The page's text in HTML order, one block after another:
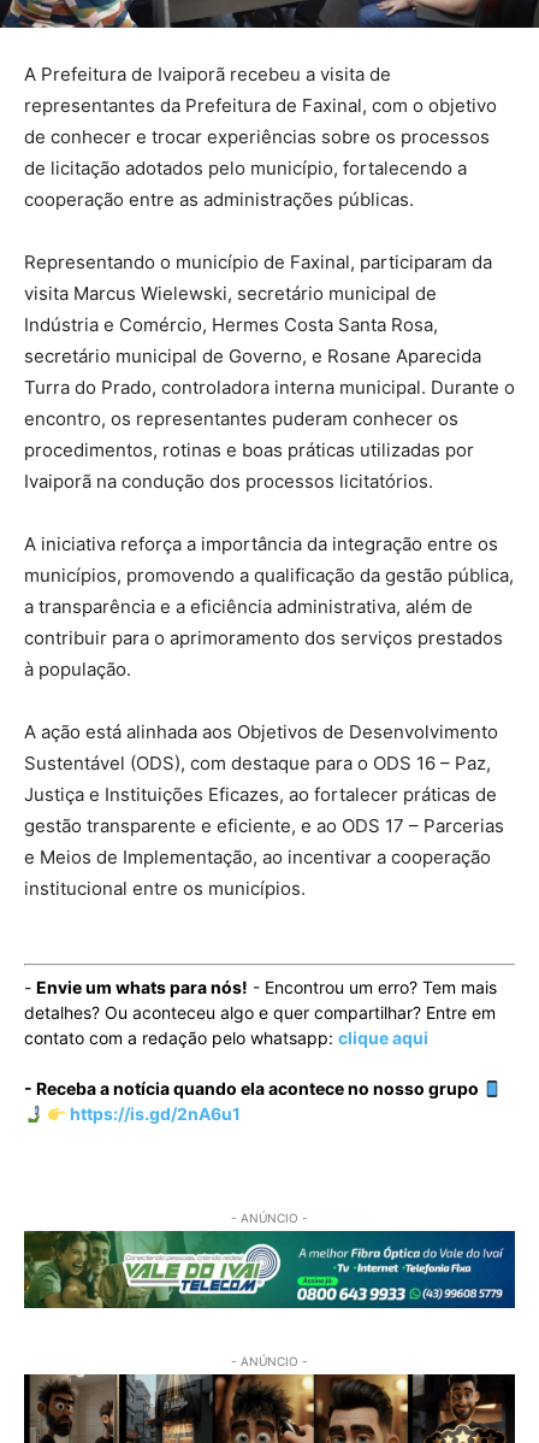
A Prefeitura de Ivaiporã recebeu a visita de
representantes da Prefeitura de Faxinal, com o objetivo
de conhecer e trocar experiências sobre os processos
de licitação adotados pelo município, fortalecendo a
cooperação entre as administrações públicas.
Representando o município de Faxinal, participaram da
visita Marcus Wielewski, secretário municipal de
Indústria e Comércio, Hermes Costa Santa Rosa,
secretário municipal de Governo, e Rosane Aparecida
Turra do Prado, controladora interna municipal. Durante o
encontro, os representantes puderam conhecer os
procedimentos, rotinas e boas práticas utilizadas por
Ivaiporã na condução dos processos licitatórios.
A iniciativa reforça a importância da integração entre os
municípios, promovendo a qualificação da gestão pública,
a transparência e a eficiência administrativa, além de
contribuir para o aprimoramento dos serviços prestados
à população.
A ação está alinhada aos Objetivos de Desenvolvimento
Sustentável (ODS), com destaque para o ODS 16 – Paz,
Justiça e Instituições Eficazes, ao fortalecer práticas de
gestão transparente e eficiente, e ao ODS 17 – Parcerias
e Meios de Implementação, ao incentivar a cooperação
institucional entre os municípios.
- Envie um whats para nós! - Encontrou um erro? Tem mais
detalhes? Ou aconteceu algo e quer compartilhar? Entre em
contato com a redação pelo whatsapp: clique aqui
- Receba a notícia quando ela acontece no nosso grupo
https://is.gd/2nA6u1
- ANÚNCIO -
- ANÚNCIO -